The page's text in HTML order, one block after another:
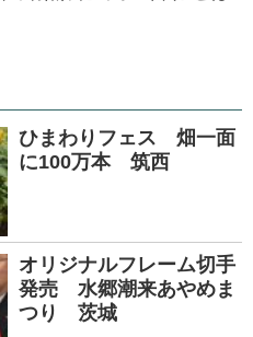
ひまわりフェス 畑一面
に100万本 筑西
オリジナルフレーム切手
発売 水郷潮来あやめま
つり 茨城